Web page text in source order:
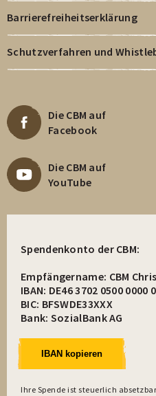
Barrierefreiheitserklärung
Schutzverfahren und
Die CBM auf
Facebook
Die CBM auf
YouTube
Spendenkonto der CBM:
Empfängername: CBM
IBAN: DE46 3702 0500 0000
BIC: BFSWDE33XXX
Bank: SozialBank AG
IBAN kopieren
Ihre Spende ist steuerlich